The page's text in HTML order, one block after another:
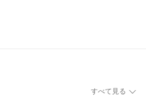
すべて見る